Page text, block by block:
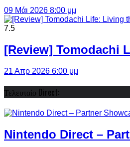
09 Μάι 2026 8:00 μμ
7.5
[Review] Tomodachi
21 Απρ 2026 6:00 μμ
Τελευταίο Direct:
Nintendo Direct –